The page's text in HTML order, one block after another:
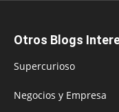
Otros Blogs
Supercurioso
Negocios y Empresa